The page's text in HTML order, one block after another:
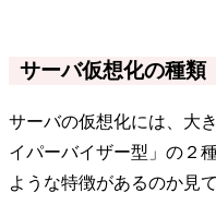
サーバ仮想化の種類
サーバの仮想化には、大
イパーバイザー型」の２
ような特徴があるのか見